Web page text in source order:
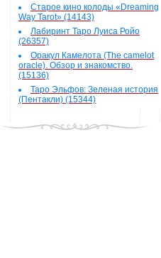
Старое кино колоды «Dreaming
Way Tarot» (14143)
Лабиринт Таро Луиса Ройо
(26357)
Оракул Камелота (The camelot
oracle). Обзор и знакомство.
(15136)
Таро Эльфов: Зеленая история
(Пентакли) (15344)